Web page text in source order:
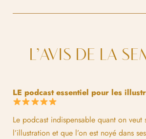
L’AVIS DE LA
LE podcast essentiel pour les
Le podcast indispensable quant on veut
l’illustration et que l’on est noyé dans